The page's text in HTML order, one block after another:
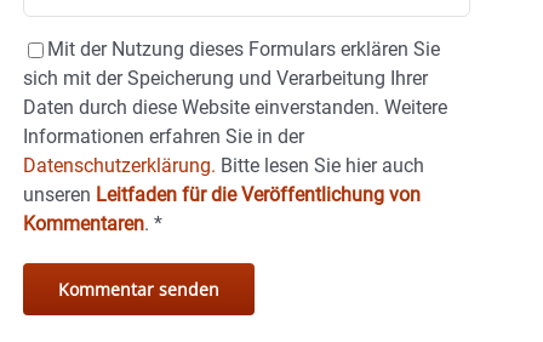
Mit der Nutzung dieses Formulars erklären Sie
sich mit der Speicherung und Verarbeitung Ihrer
Daten durch diese Website einverstanden. Weitere
Informationen erfahren Sie in der
Datenschutzerklärung. Bitte lesen Sie hier auch
unseren Leitfaden für die Veröffentlichung von
Kommentaren. *